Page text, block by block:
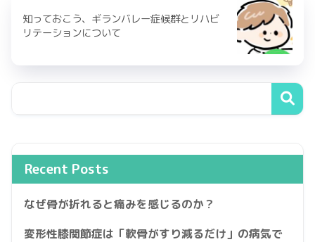
知っておこう、ギランバレー症候群とリハビ
リテーションについて
Recent Posts
なぜ骨が折れると痛みを感じるのか？
変形性膝関節症は「軟骨がすり減るだけ」の病気で